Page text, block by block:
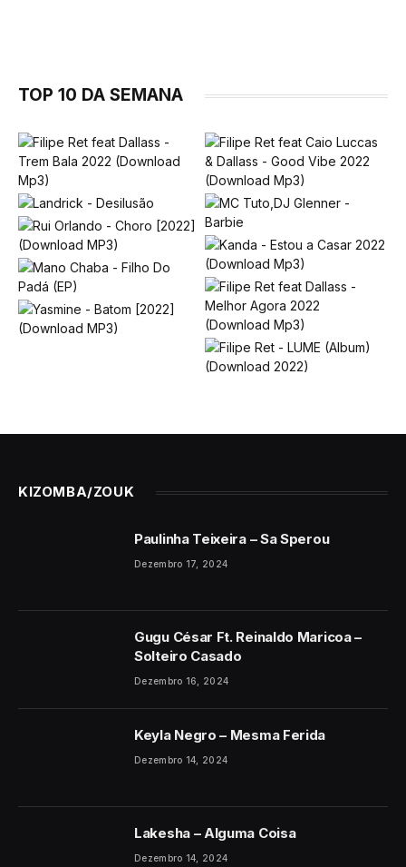
TOP 10 DA SEMANA
KIZOMBA/ZOUK
Paulinha Teixeira – Sa Sperou
Dezembro 17, 2024
Gugu César Ft. Reinaldo Maricoa –
Solteiro Casado
Dezembro 16, 2024
Keyla Negro – Mesma Ferida
Dezembro 14, 2024
Lakesha – Alguma Coisa
Dezembro 14, 2024